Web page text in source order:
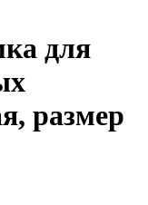
для
размер